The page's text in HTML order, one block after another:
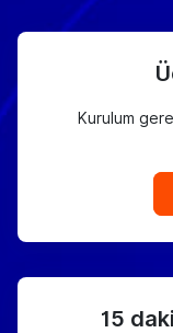
Kurulum
15